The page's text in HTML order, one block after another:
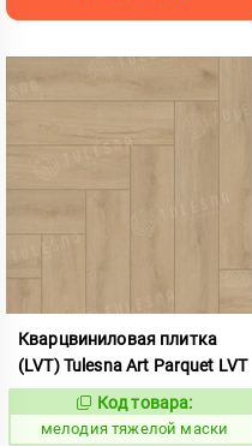
Кварцвиниловая плитка
(LVT) Tulesna Art Parquet LVT
Код:
966547
Код товара:
мелодия тяжелой маски